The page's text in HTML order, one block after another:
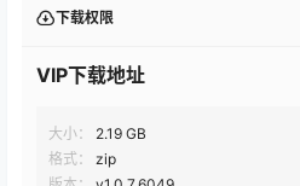
下载权限
VIP下载地址
大小：
2.19 GB
格式：
zip